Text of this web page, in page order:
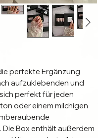
perfekte Ergänzung
aufzuklebenden und
perfekt für jeden
oder einem milchigen
Box enthält außerdem